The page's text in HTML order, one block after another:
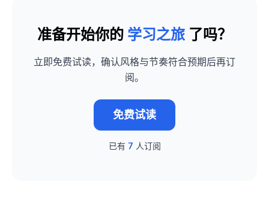
准备开始你的 学习之旅 了吗？
立即免费试读，确认风格与节奏符合预期后再订
阅。
免费试读
已有 7 人订阅